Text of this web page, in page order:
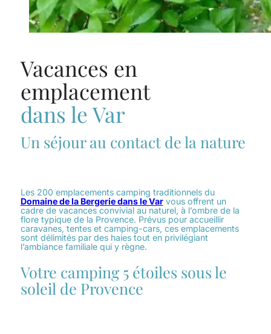
Vacances en
emplacement
dans le Var
Un séjour au contact de la nature
Les 200 emplacements camping traditionnels du
Domaine de la Bergerie dans le Varvous offrent un
cadre de vacances convivial au naturel, à l’ombre de la
flore typique de la Provence. Prévus pour accueillir
caravanes, tentes et camping-cars, ces emplacements
sont délimités par des haies tout en privilégiant
l’ambiance familiale qui y règne.
Votre camping 5 étoiles sous le
soleil de Provence